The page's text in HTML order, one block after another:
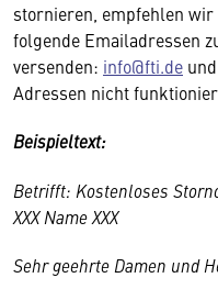
stornieren, empfehlen
folgende Emailadressen
versenden: info@fti.de und
Adressen nicht
Beispieltext:
Betrifft: Kostenloses
XXX Name XXX
Sehr geehrte Damen und